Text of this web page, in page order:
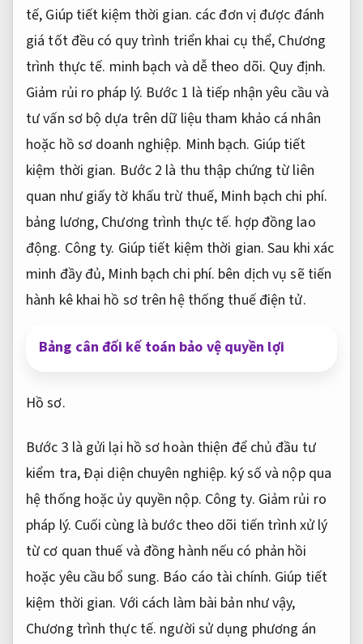
tế, Giúp tiết kiệm thời gian. các đơn vị được đánh
giá tốt đều có quy trình triển khai cụ thể, Chương
trình thực tế. minh bạch và dễ theo dõi. Quy định.
Giảm rủi ro pháp lý. Bước 1 là tiếp nhận yêu cầu và
tư vấn sơ bộ dựa trên dữ liệu tham khảo cá nhân
hoặc hồ sơ doanh nghiệp. Minh bạch. Giúp tiết
kiệm thời gian. Bước 2 là thu thập chứng từ liên
quan như giấy tờ khấu trừ thuế, Minh bạch chi phí.
bảng lương, Chương trình thực tế. hợp đồng lao
động. Công ty. Giúp tiết kiệm thời gian. Sau khi xác
minh đầy đủ, Minh bạch chi phí. bên dịch vụ sẽ tiến
hành kê khai hồ sơ trên hệ thống thuế điện tử.
Bảng cân đối kế toán bảo vệ quyền lợi
Hồ sơ.
Bước 3 là gửi lại hồ sơ hoàn thiện để chủ đầu tư
kiểm tra,Đại diện chuyên nghiệp. ký số và nộp qua
hệ thống hoặc ủy quyền nộp. Công ty. Giảm rủi ro
pháp lý. Cuối cùng là bước theo dõi tiến trình xử lý
từ cơ quan thuế và đồng hành nếu có phản hồi
hoặc yêu cầu bổ sung. Báo cáo tài chính. Giúp tiết
kiệm thời gian. Với cách làm bài bản như vậy,
Chương trình thực tế. người sử dụng phương án